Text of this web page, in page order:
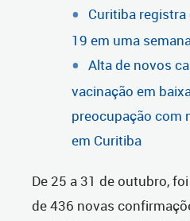
Curitiba
19 em uma
Alta de novos
vacinação em
preocupação com
em Curitiba
De 25 a 31 de outubro,
de 436 novas